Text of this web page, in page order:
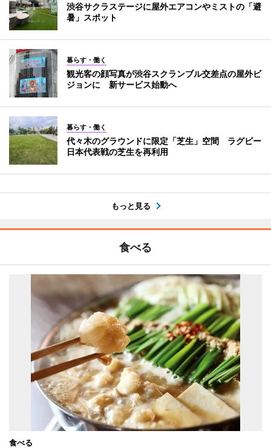
渋谷サクラステージに屋外エアコンやミストの「避
暑」スポット
暮らす・働く
観光客の顔写真が渋谷スクランブル交差点の屋外ビ
ジョンに 新サービス始動へ
暮らす・働く
代々木のグラウンドに限定「芝生」空間 ラグビー
日本代表戦の芝生を再利用
もっと見る
食べる
食べる